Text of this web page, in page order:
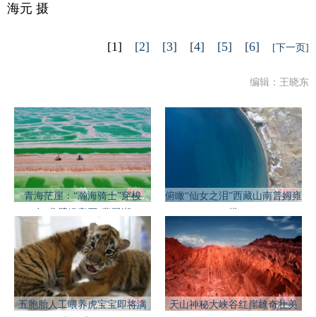
海元 摄
[1] [2] [3] [4] [5] [6] [下一页]
编辑：王晓东
青海茫崖：“瀚海骑士”穿梭
俯瞰“仙女之泪”西藏山南普姆雍
五胞胎人工喂养虎宝宝即将满
天山神秘大峡谷红崖雄奇壮美